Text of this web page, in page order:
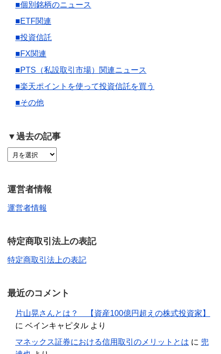
■個別銘柄のニュース
■ETF関連
■投資信託
■FX関連
■PTS（私設取引市場）関連ニュース
■楽天ポイントを使って投資信託を買う
■その他
▼過去の記事
運営者情報
運営者情報
特定商取引法上の表記
特定商取引法上の表記
最近のコメント
片山晃さんとは？ 【資産100億円超えの株式投資家】
に ベインキャピタル より
マネックス証券における信用取引のメリットとは に 兜